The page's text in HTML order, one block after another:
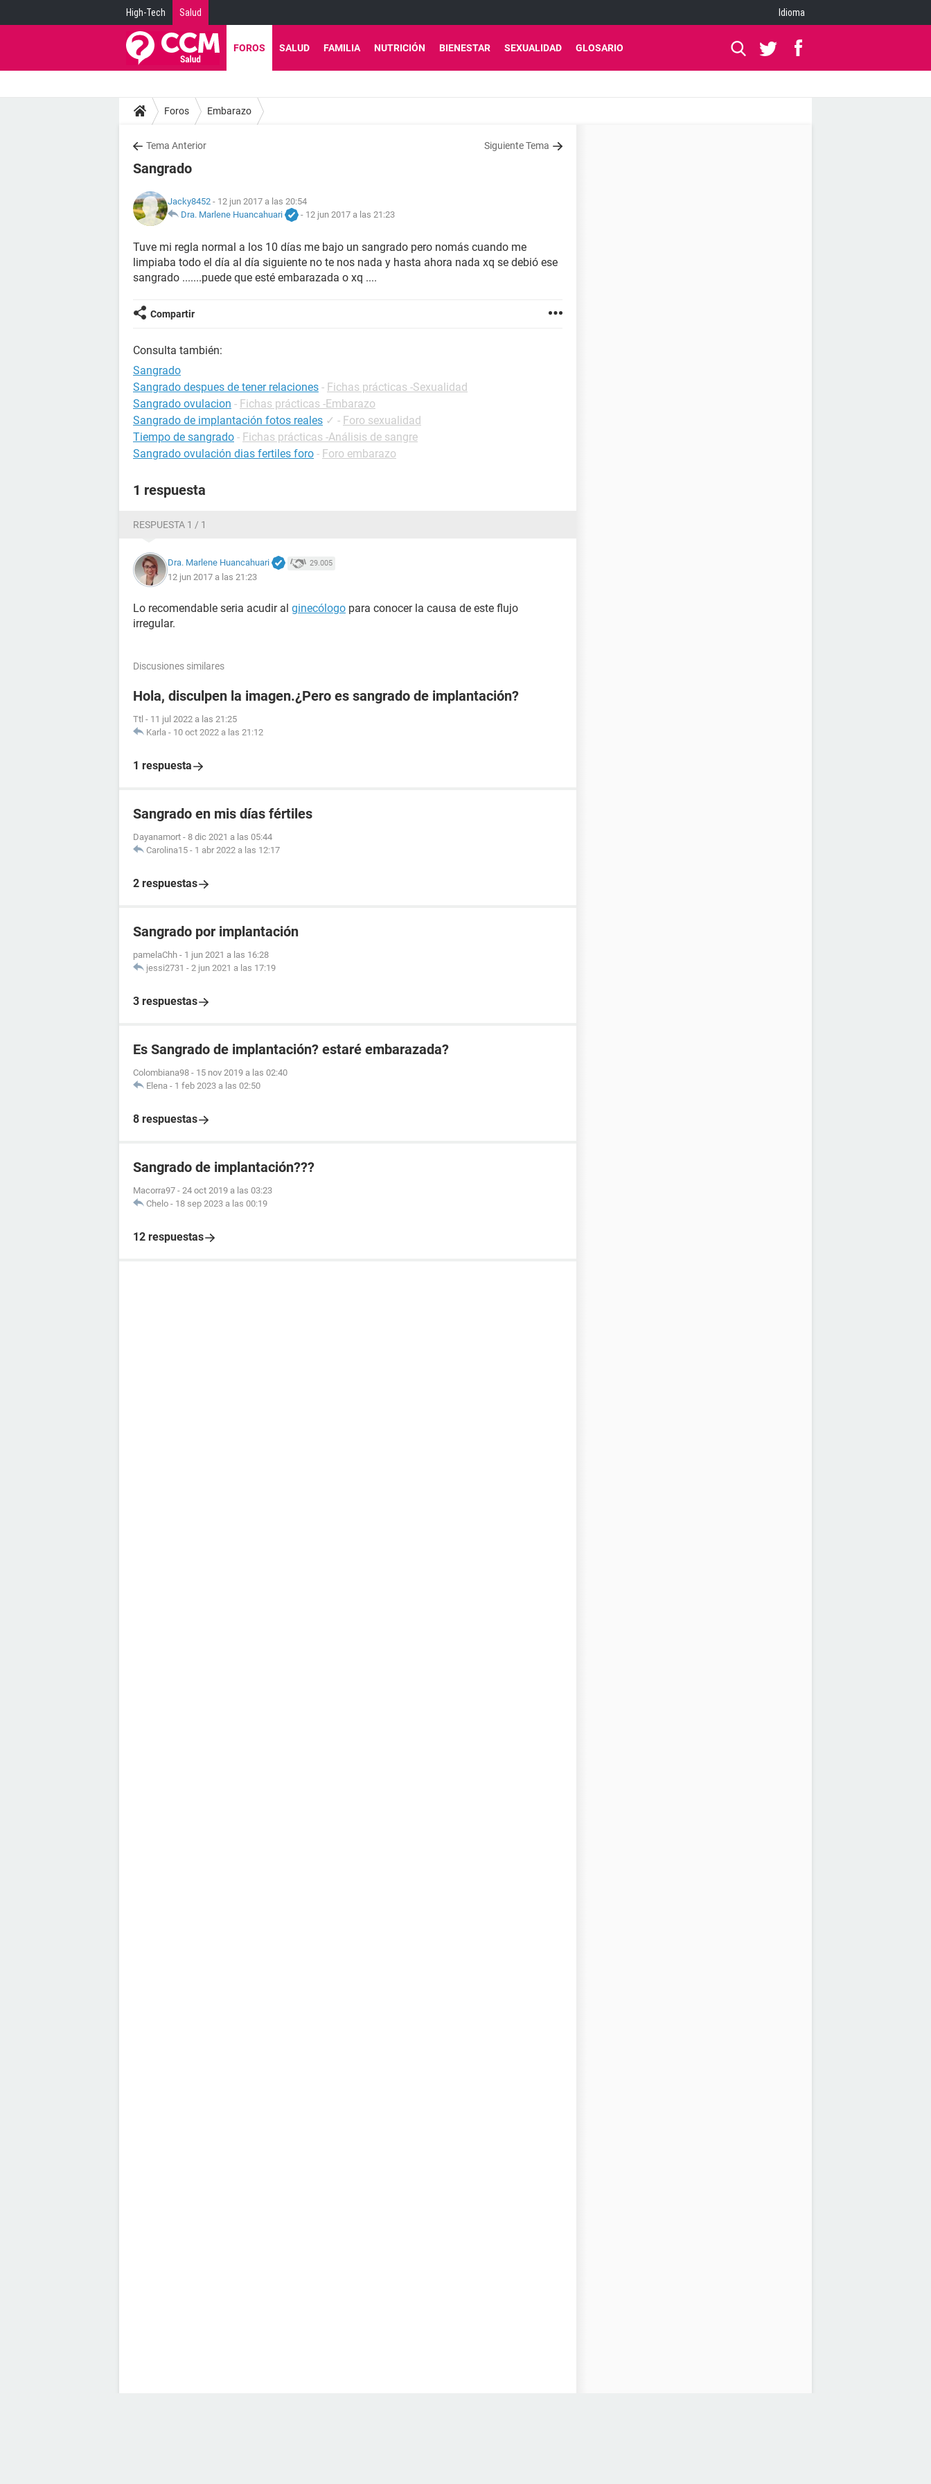
High-Tech Salud Idioma
FOROS SALUD FAMILIA NUTRICIÓN BIENESTAR SEXUALIDAD GLOSARIO
Foros Embarazo
Tema Anterior Siguiente Tema
Sangrado
Jacky8452 - 12 jun 2017 a las 20:54
Dra. Marlene Huancahuari
- 12 jun 2017 a las 21:23
Tuve mi regla normal a los 10 días me bajo un sangrado pero nomás cuando me
limpiaba todo el día al día siguiente no te nos nada y hasta ahora nada xq se debió ese
sangrado .......puede que esté embarazada o xq ....
Compartir
Consulta también:
Sangrado
Sangrado despues de tener relaciones - Fichas prácticas -Sexualidad
Sangrado ovulacion - Fichas prácticas -Embarazo
Sangrado de implantación fotos reales ✓ - Foro sexualidad
Tiempo de sangrado - Fichas prácticas -Análisis de sangre
Sangrado ovulación dias fertiles foro - Foro embarazo
1 respuesta
RESPUESTA 1 / 1
Dra. Marlene Huancahuari 29.005
12 jun 2017 a las 21:23
Lo recomendable seria acudir al ginecólogo para conocer la causa de este flujo
irregular.
Discusiones similares
Hola, disculpen la imagen.¿Pero es sangrado de implantación?
Ttl - 11 jul 2022 a las 21:25
Karla - 10 oct 2022 a las 21:12
1 respuesta
Sangrado en mis días fértiles
Dayanamort - 8 dic 2021 a las 05:44
Carolina15 - 1 abr 2022 a las 12:17
2 respuestas
Sangrado por implantación
pamelaChh - 1 jun 2021 a las 16:28
jessi2731 - 2 jun 2021 a las 17:19
3 respuestas
Es Sangrado de implantación? estaré embarazada?
Colombiana98 - 15 nov 2019 a las 02:40
Elena - 1 feb 2023 a las 02:50
8 respuestas
Sangrado de implantación???
Macorra97 - 24 oct 2019 a las 03:23
Chelo - 18 sep 2023 a las 00:19
12 respuestas